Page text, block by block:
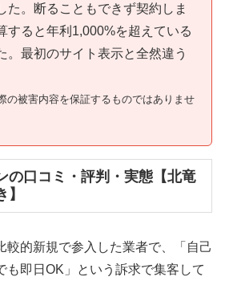
た。断ることもできず契約しま
すると年利1,000%を超えている
。最初のサイト表示と全然違う
の被害内容を保証するものではありませ
の口コミ・評判・実態【北竜
較的新規で参入した業者で、「自己
も即日OK」という訴求で集客して